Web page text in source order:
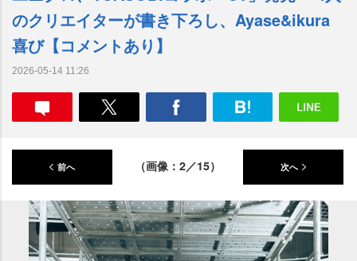
のクリエイターが書き下ろし、Ayase&ikura
喜び【コメントあり】
2026-05-14 11:26
前へ （画像：2／15） 次へ